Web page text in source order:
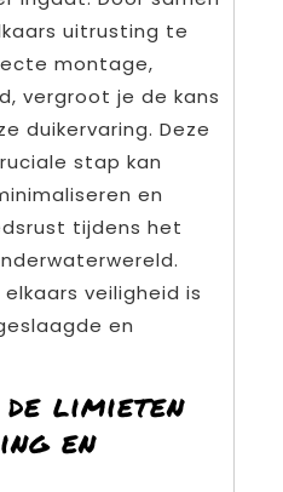
uitrusting te
montage,
vergroot je de kans
duikervaring. Deze
stap kan
en
tijdens het
veiligheid is
en
limieten
en